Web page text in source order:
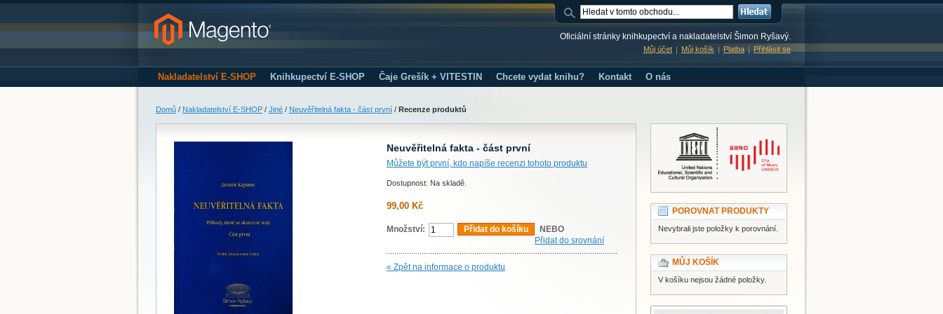
Oficiální stránky knihkupectví a nakladatelství Šimon Ryšavý.
Můj účet Můj košík Platba Přihlásit se
Nakladatelství E-SHOP Knihkupectví E-SHOP Čaje Grešík + VITESTIN Chcete vydat knihu? Kontakt O nás
Domů / Nakladatelství E-SHOP / Jiné / Neuvěřitelná fakta - část první / Recenze produktů
Neuvěřitelná fakta - část první
Můžete být první, kdo napíše recenzi tohoto produktu
Dostupnost: Na skladě.
99,00 Kč
Množství: Přidat do košíku
NEBO
Přidat do srovnání
« Zpět na informace o produktu
POROVNAT PRODUKTY
Nevybrali jste položky k porovnání.
MŮJ KOŠÍK
V košíku nejsou žádné položky.